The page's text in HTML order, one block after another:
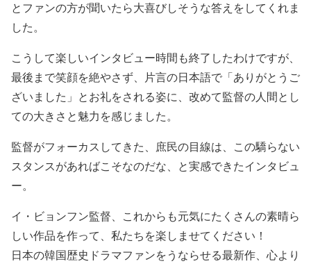
とファンの方が聞いたら大喜びしそうな答えをしてくれま
した。
こうして楽しいインタビュー時間も終了したわけですが、
最後まで笑顔を絶やさず、片言の日本語で「ありがとうご
ざいました」とお礼をされる姿に、改めて監督の人間とし
ての大きさと魅力を感じました。
監督がフォーカスしてきた、庶民の目線は、この驕らない
スタンスがあればこそなのだな、と実感できたインタビュ
ー。
イ・ビョンフン監督、これからも元気にたくさんの素晴ら
しい作品を作って、私たちを楽しませてください！
日本の韓国歴史ドラマファンをうならせる最新作、心より